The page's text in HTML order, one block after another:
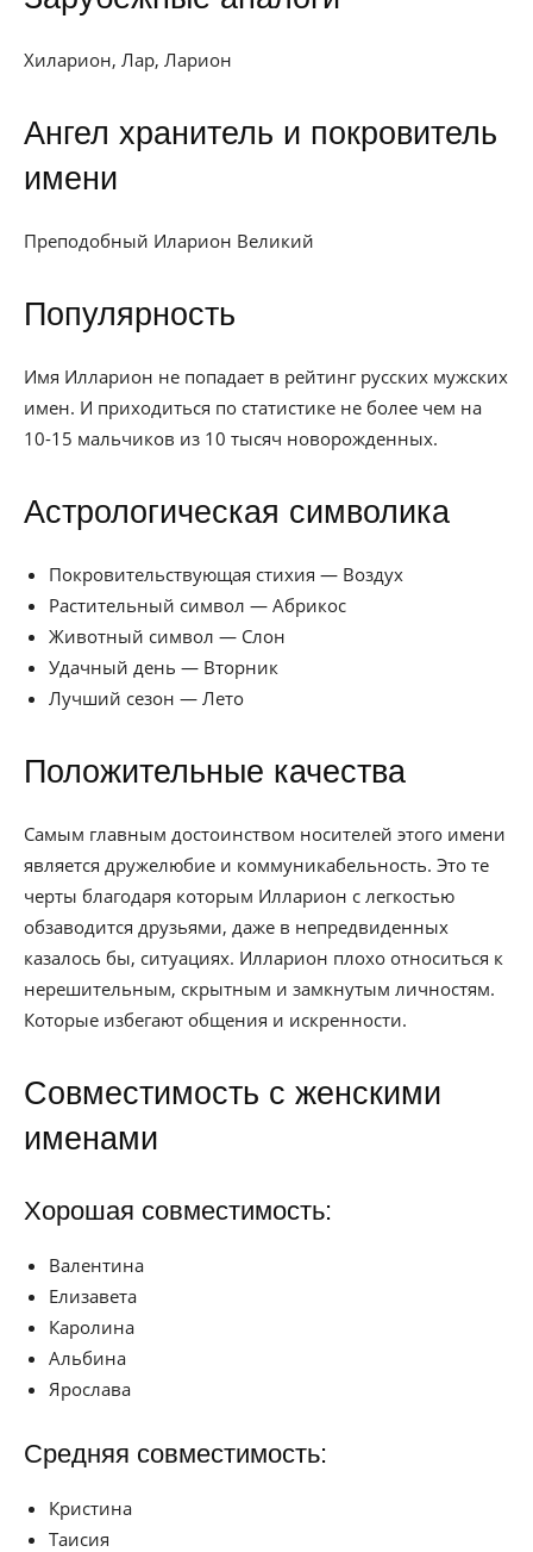
Хиларион, Лар, Ларион
Ангел хранитель и покровитель
имени
Преподобный Иларион Великий
Популярность
Имя Илларион не попадает в рейтинг русских мужских
имен. И приходиться по статистике не более чем на
10-15 мальчиков из 10 тысяч новорожденных.
Астрологическая символика
Покровительствующая стихия — Воздух
Растительный символ — Абрикос
Животный символ — Слон
Удачный день — Вторник
Лучший сезон — Лето
Положительные качества
Самым главным достоинством носителей этого имени
является дружелюбие и коммуникабельность. Это те
черты благодаря которым Илларион с легкостью
обзаводится друзьями, даже в непредвиденных
казалось бы, ситуациях. Илларион плохо относиться к
нерешительным, скрытным и замкнутым личностям.
Которые избегают общения и искренности.
Совместимость с женскими
именами
Хорошая совместимость:
Валентина
Елизавета
Каролина
Альбина
Ярослава
Средняя совместимость:
Кристина
Таисия